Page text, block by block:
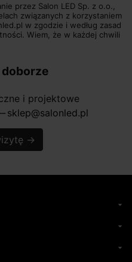
przez Salon LED Sp. z o.o.,
związanych z korzystaniem
w zgodzie i według zasad
Wiem, że w każdej chwili
doborze
i projektowe
horizontal_rule sklep@salonled.pl
→
arrow_drop_down
arrow_drop_down
arrow_drop_down